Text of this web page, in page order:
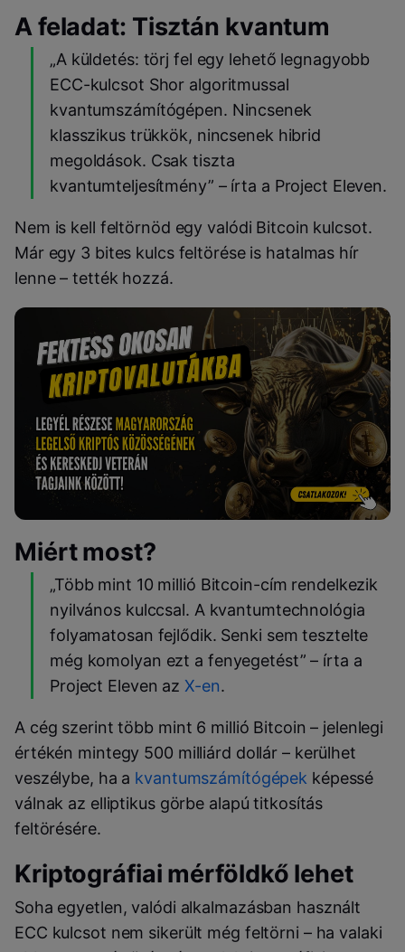
A feladat: Tisztán kvantum
„A küldetés: törj fel egy lehető legnagyobb
ECC-kulcsot Shor algoritmussal
kvantumszámítógépen. Nincsenek
klasszikus trükkök, nincsenek hibrid
megoldások. Csak tiszta
kvantumteljesítmény” – írta a Project Eleven.
Nem is kell feltörnöd egy valódi Bitcoin kulcsot.
Már egy 3 bites kulcs feltörése is hatalmas hír
lenne – tették hozzá.
Miért most?
„Több mint 10 millió Bitcoin-cím rendelkezik
nyilvános kulccsal. A kvantumtechnológia
folyamatosan fejlődik. Senki sem tesztelte
még komolyan ezt a fenyegetést” – írta a
Project Eleven az X-en.
A cég szerint több mint 6 millió Bitcoin – jelenlegi
értékén mintegy 500 milliárd dollár – kerülhet
veszélybe, ha a kvantumszámítógépek képessé
válnak az elliptikus görbe alapú titkosítás
feltörésére.
Kriptográfiai mérföldkő lehet
Soha egyetlen, valódi alkalmazásban használt
ECC kulcsot nem sikerült még feltörni – ha valaki